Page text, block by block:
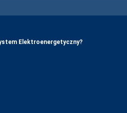
Elektroenergetyczny?